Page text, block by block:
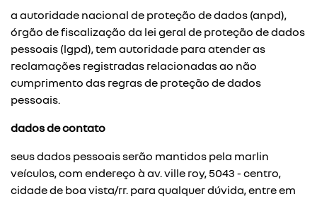
a autoridade nacional de proteção de dados (anpd),
órgão de fiscalização da lei geral de proteção de dados
pessoais (lgpd), tem autoridade para atender as
reclamações registradas relacionadas ao não
cumprimento das regras de proteção de dados
pessoais.
dados de contato
seus dados pessoais serão mantidos pela marlin
veículos, com endereço à av. ville roy, 5043 - centro,
cidade de boa vista/rr. para qualquer dúvida, entre em